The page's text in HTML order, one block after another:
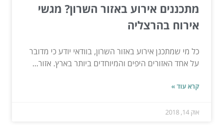
מתכננים אירוע באזור השרון? מגשי
אירוח בהרצליה
כל מי שמתכנן אירוע באזור השרון, בוודאי יודע כי מדובר
על אחד האזורים היפים והמיוחדים ביותר בארץ. אזור...
קרא עוד »
אוק 14, 2018